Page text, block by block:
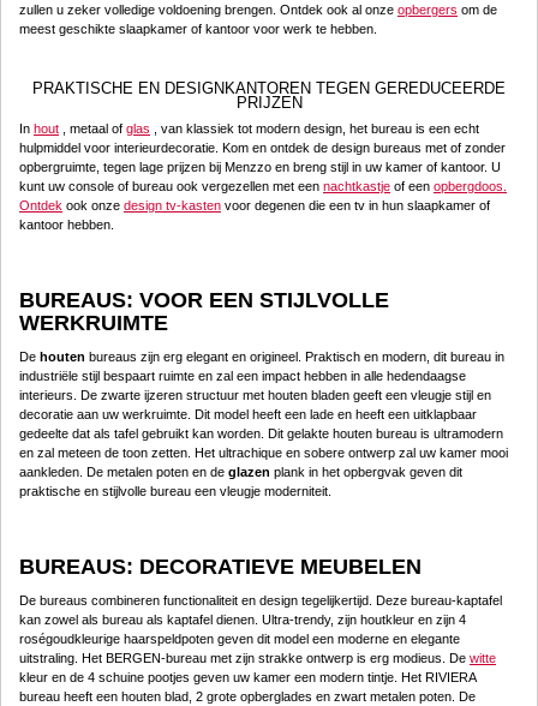
zullen u zeker volledige voldoening brengen. Ontdek ook al onze opbergers om de
meest geschikte slaapkamer of kantoor voor werk te hebben.
PRAKTISCHE EN DESIGNKANTOREN TEGEN GEREDUCEERDE
PRIJZEN
In hout , metaal of glas , van klassiek tot modern design, het bureau is een echt
hulpmiddel voor interieurdecoratie. Kom en ontdek de design bureaus met of zonder
opbergruimte, tegen lage prijzen bij Menzzo en breng stijl in uw kamer of kantoor. U
kunt uw console of bureau ook vergezellen met een nachtkastje of een opbergdoos.
Ontdek ook onze design tv-kasten voor degenen die een tv in hun slaapkamer of
kantoor hebben.
BUREAUS: VOOR EEN STIJLVOLLE
WERKRUIMTE
De houten bureaus zijn erg elegant en origineel. Praktisch en modern, dit bureau in
industriële stijl bespaart ruimte en zal een impact hebben in alle hedendaagse
interieurs. De zwarte ijzeren structuur met houten bladen geeft een vleugje stijl en
decoratie aan uw werkruimte. Dit model heeft een lade en heeft een uitklapbaar
gedeelte dat als tafel gebruikt kan worden. Dit gelakte houten bureau is ultramodern
en zal meteen de toon zetten. Het ultrachique en sobere ontwerp zal uw kamer mooi
aankleden. De metalen poten en de glazen plank in het opbergvak geven dit
praktische en stijlvolle bureau een vleugje moderniteit.
BUREAUS: DECORATIEVE MEUBELEN
De bureaus combineren functionaliteit en design tegelijkertijd. Deze bureau-kaptafel
kan zowel als bureau als kaptafel dienen. Ultra-trendy, zijn houtkleur en zijn 4
roségoudkleurige haarspeldpoten geven dit model een moderne en elegante
uitstraling. Het BERGEN-bureau met zijn strakke ontwerp is erg modieus. De witte
kleur en de 4 schuine pootjes geven uw kamer een modern tintje. Het RIVIERA
bureau heeft een houten blad, 2 grote opberglades en zwart metalen poten. De